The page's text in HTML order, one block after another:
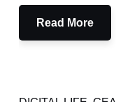
Read More